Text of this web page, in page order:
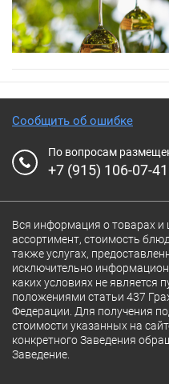
Сообщить об ошибке
По вопросам
+7 (915) 106-07-41
Вся информация о товарах и
ассортимент, стоимость
также услугах,
исключительно
каких условиях не является
положениями статьи 437
Федерации. Для получения
стоимости указанных на
конкретного Заведения
Заведение.